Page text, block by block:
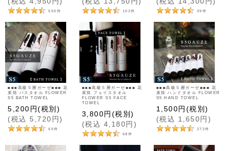
550 件 102件 39 件
■■■高級５層ガーゼ■■■ 花
束筒 バスタオル FLOWER
S5 BATH TOWEL
5,200円(税別)
(税込 5,720 円)
65件
■■■高級５層ガーゼ■■■ 花
束筒 フェイスタオル
FLOWER S5 FACE
TOWEL
3,800円 (税別)
(税込 4,180円 )
68 件
■■■高級５層ガーゼ■■■ 花
束筒 ハンドタオル FLOWER
S5 HAND TOWEL
1,500円 (税別)
(税込 1,650円 )
272件